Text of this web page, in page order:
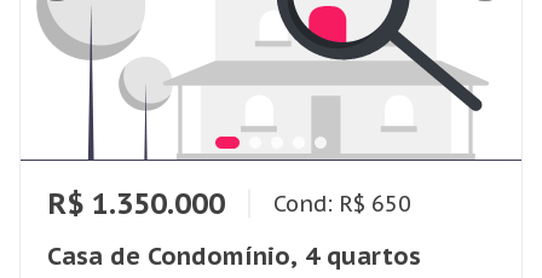
R$ 1.350.000 Cond: R$ 650
Casa de Condomínio, 4 quartos